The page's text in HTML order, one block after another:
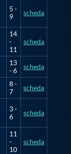
5 -
9
scheda
14
-
11
scheda
13
- 6
scheda
8 -
7
scheda
3 -
6
scheda
11
-
10
scheda